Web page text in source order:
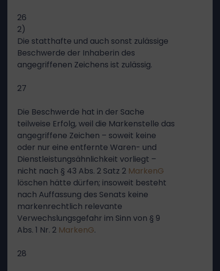
26
2)
Die statthafte und auch sonst zulässige
Beschwerde der Inhaberin des
angegriffenen Zeichens ist zulässig.
27
Die Beschwerde hat in der Sache
teilweise Erfolg, weil die Markenstelle das
angegriffene Zeichen – soweit keine
oder nur eine entfernte Waren- und
Dienstleistungsähnlichkeit vorliegt –
nicht nach § 43 Abs. 2 Satz 2 MarkenG
löschen hätte dürfen; insoweit besteht
nach Auffassung des Senats keine
markenrechtlich relevante
Verwechslungsgefahr im Sinn von § 9
Abs. 1 Nr. 2 MarkenG.
28